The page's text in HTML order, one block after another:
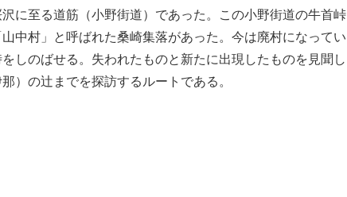
に至る道筋（小野街道）であった。この小野街道の牛首峠
中村」と呼ばれた桑崎集落があった。今は廃村になってい
しのばせる。失われたものと新たに出現したものを見聞し
）の辻までを探訪するルートである。